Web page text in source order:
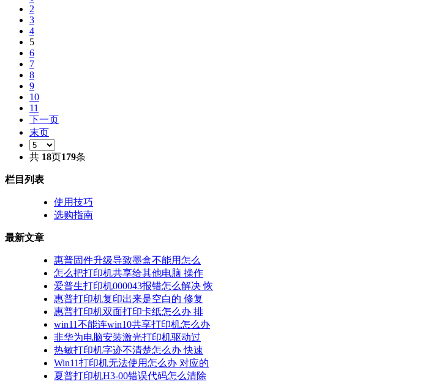
2
3
4
5
6
7
8
9
10
11
下一页
末页
共 18页179条
栏目列表
使用技巧
选购指南
最新文章
惠普固件升级导致墨盒不能用怎么
怎么把打印机共享给其他电脑 操作
爱普生打印机000043报错怎么解决 恢
惠普打印机复印出来是空白的 修复
惠普打印机双面打印卡纸怎么办 排
win11不能连win10共享打印机怎么办
非华为电脑安装激光打印机驱动过
热敏打印机字迹不清楚怎么办 快速
Win11打印机无法使用怎么办 对应的
夏普打印机H3-00错误代码怎么清除